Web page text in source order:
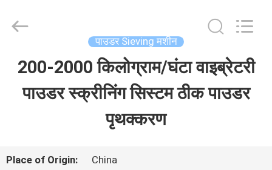
वीआर
(Henan)
Rights
पाउडर Sieving मशीन
200-2000 किलोग्राम/घंटा वाइब्रेटरी
पाउडर स्क्रीनिंग सिस्टम ठीक पाउडर
पृथक्करण
Place of Origin: China